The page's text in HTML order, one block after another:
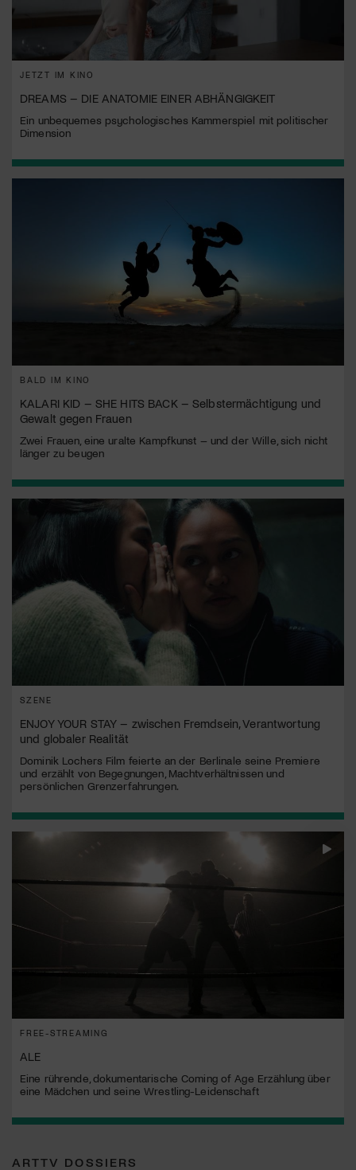
JETZT IM KINO
DREAMS – DIE ANATOMIE EINER ABHÄNGIGKEIT
Ein unbequemes psychologisches Kammerspiel mit politischer
Dimension
BALD IM KINO
KALARI KID – SHE HITS BACK – Selbstermächtigung und
Gewalt gegen Frauen
Zwei Frauen, eine uralte Kampfkunst – und der Wille, sich nicht
länger zu beugen
SZENE
ENJOY YOUR STAY – zwischen Fremdsein, Verantwortung
und globaler Realität
Dominik Lochers Film feierte an der Berlinale seine Premiere
und erzählt von Begegnungen, Machtverhältnissen und
persönlichen Grenzerfahrungen.
FREE-STREAMING
ALE
Eine rührende, dokumentarische Coming of Age Erzählung über
eine Mädchen und seine Wrestling-Leidenschaft
ARTTV DOSSIERS